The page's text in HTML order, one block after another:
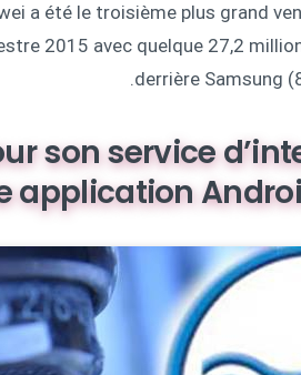
a été le troisième plus grand
2015 avec quelque 27,2
derrière Samsung
son service
application